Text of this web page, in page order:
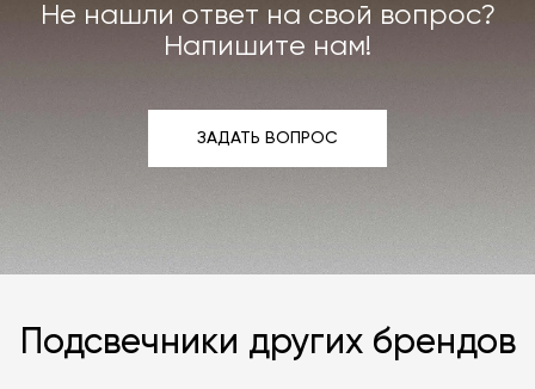
Не нашли ответ на свой вопрос?
Напишите нам!
ЗАДАТЬ ВОПРОС
Подсвечники других брендов